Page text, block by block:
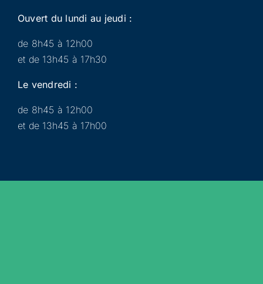
Ouvert du lundi au jeudi :
de 8h45 à 12h00
et de 13h45 à 17h30
Le vendredi :
de 8h45 à 12h00
et de 13h45 à 17h00